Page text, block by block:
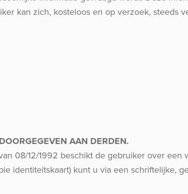
kan zich, kosteloos en op verzoek,
AAN DERDEN.
08/12/1992 beschikt de gebruiker over
identiteitskaart) kunt u via een schriftelijke,